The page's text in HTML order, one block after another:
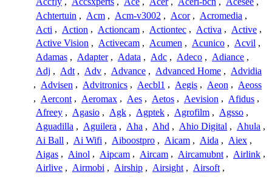
Achtertuin , Acm , Acm-v3002 , Acor , Acromedia ,
Acti , Action , Actioncam , Actiontec , Activa , Active ,
Active Vision , Activecam , Acumen , Acunico , Acvil ,
Adamas , Adapter , Adata , Adc , Adeco , Adiance ,
Adj , Adt , Adv , Advance , Advanced Home , Advidia
, Advisen , Advitronics , Aecbl1 , Aegis , Aeon , Aeoss
, Aercont , Aeromax , Aes , Aetos , Aevision , Afidus ,
Afreey , Agasio , Agk , Agptek , Agrofilm , Agsso ,
Aguadilla , Aguilera , Aha , Ahd , Ahio Digital , Ahula ,
Ai Ball , Ai Wifi , Aiboostpro , Aicam , Aida , Aiex ,
Aigas , Ainol , Aipcam , Aircam , Aircamubnt , Airlink ,
Airlive , Airmobi , Airship , Airsight , Airsoft ,